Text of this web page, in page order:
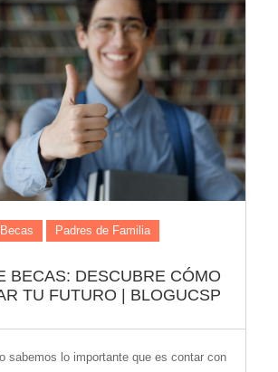
Becas Padres de Familia
BECAS: DESCUBRE CÓMO
TU FUTURO | BLOGUCSP
sabemos lo importante que es contar con